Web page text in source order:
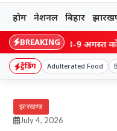
होम नेशनल बिहार
BREAKING
में 8-9 अगस्त को लगेगा
ट्रेंडिंग Adulterated Food
झारखण्ड
July 4, 2026